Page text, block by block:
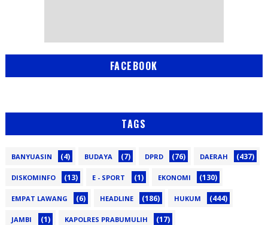
FACEBOOK
TAGS
BANYUASIN (4) BUDAYA (7) DPRD (76) DAERAH (437)
DISKOMINFO (13) E - SPORT (1) EKONOMI (130)
EMPAT LAWANG (6) HEADLINE (186) HUKUM (444)
JAMBI (1) KAPOLRES PRABUMULIH (17)